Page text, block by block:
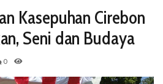
Kasepuhan Cirebon
Seni dan Budaya
0